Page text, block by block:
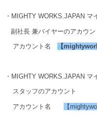
・MIGHTY WORKS.JAPAN マ
副社長 兼バイヤーのアカウン
アカウント名 【
・MIGHTY WORKS.JAPAN マ
スタッフのアカウント
アカウント名 【